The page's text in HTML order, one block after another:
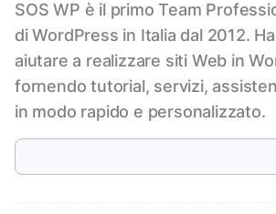
SOS WP è il primo Team
di WordPress in Italia dal 2012.
aiutare a realizzare siti Web in
fornendo tutorial, servizi,
in modo rapido e personalizzato.